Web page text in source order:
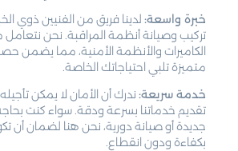
خبرة واسعة: لدينا فريق من الفنيين ذوي
تركيب وصيانة أنظمة المراقبة. نحن
الكاميرات والأنظمة الأمنية، مما يضمن
متميزة تلبي احتياجاتك الخاصة.
خدمة سريعة: ندرك أن الأمان لا يمكن
تقديم خدماتنا بسرعة ودقة. سواء كنت بحاجة
جديدة أو صيانة دورية، نحن هنا لضمان أن
بكفاءة ودون انقطاع.